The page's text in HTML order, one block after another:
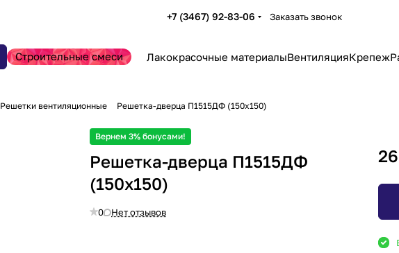
+7 (3467) 92-83-06 Заказать звонок
Строительные смеси Лакокрасочные материалыВентиляцияКрепеж
Решетки вентиляционные Решетка-дверца П1515ДФ (150х150)
Вернем 3% бонусами!
Решетка-дверца П1515ДФ
(150х150)
0 Нет отзывов